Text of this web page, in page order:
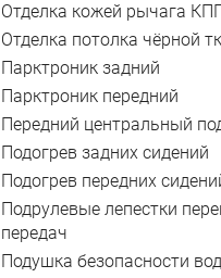
Отделка кожей рычага
Отделка потолка чёрной
Парктроник задний
Парктроник передний
Передний центральный
Подогрев задних сидений
Подогрев передних
Подрулевые лепестки
передач
Подушка безопасности